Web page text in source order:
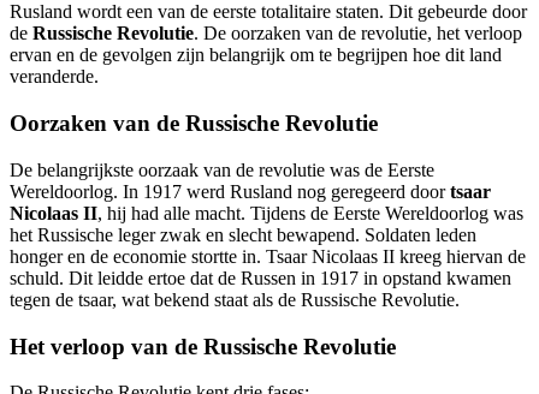
Rusland wordt een van de eerste totalitaire staten. Dit gebeurde door
de Russische Revolutie. De oorzaken van de revolutie, het verloop
ervan en de gevolgen zijn belangrijk om te begrijpen hoe dit land
veranderde.
Oorzaken van de Russische Revolutie
De belangrijkste oorzaak van de revolutie was de Eerste
Wereldoorlog. In 1917 werd Rusland nog geregeerd doortsaar
Nicolaas II, hij had alle macht. Tijdens de Eerste Wereldoorlog was
het Russische leger zwak en slecht bewapend. Soldaten leden
honger en de economie stortte in. Tsaar Nicolaas II kreeg hiervan de
schuld. Dit leidde ertoe dat de Russen in 1917 in opstand kwamen
tegen de tsaar, wat bekend staat als de Russische Revolutie.
Het verloop van de Russische Revolutie